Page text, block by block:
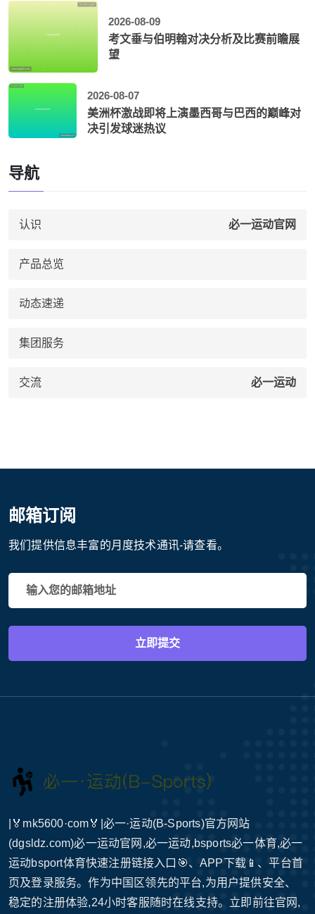
2026-08-09
考文垂与伯明翰对决分析及比赛前瞻展
望
2026-08-07
美洲杯激战即将上演墨西哥与巴西的巅峰对
决引发球迷热议
导航
认识 必一运动官网
产品总览
动态速递
集团服务
交流 必一运动
邮箱订阅
我们提供信息丰富的月度技术通讯-请查看。
立即提交
|🏅mk5600·com🏅|必一·运动(B-Sports)官方网站
(dgsldz.com)必一运动官网,必一运动,bsports必一体育,必一
运动bsport体育快速注册链接入口🎯、APP下载📱、平台首
页及登录服务。作为中国区领先的平台,为用户提供安全、
稳定的注册体验,24小时客服随时在线支持。立即前往官网,